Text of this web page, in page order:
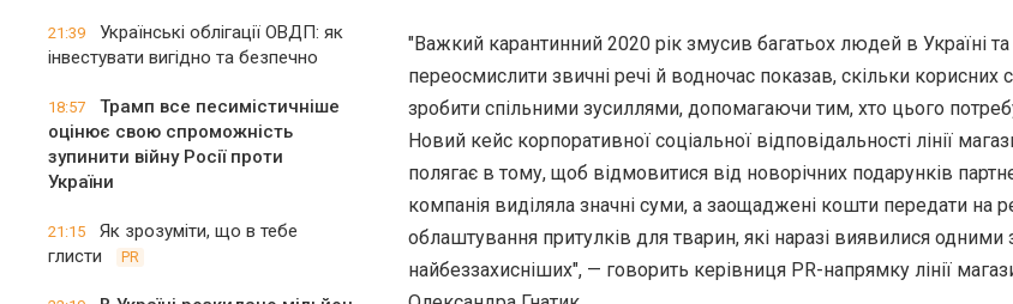
21:39
Українські облігації ОВДП: як
інвестувати вигідно та безпечно
18:57
Трамп все песимістичніше
оцінює свою спроможність
зупинити війну Росії проти
України
21:15
Як зрозуміти, що в тебе
глисти
PR
"Важкий карантинний 2020 рік змусив багатьох людей в Україні та
переосмислити звичні речі й водночас показав, скільки
зробити спільними зусиллями, допомагаючи тим, хто цього
Новий кейс корпоративної соціальної відповідальності лінії
полягає в тому, щоб відмовитися від новорічних подарунків
компанія виділяла значні суми, а заощаджені кошти передати на
облаштування притулків для тварин, які наразі виявилися одними
найбеззахисніших", — говорить керівниця PR-напрямку лінії